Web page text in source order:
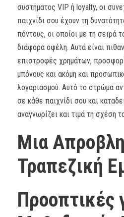
συστήματος VIP ή loyalty, οι
παιχνίδι σου έχουν τη
πόντους, οι οποίοι με τη σειρά
διάφορα οφέλη. Αυτά είναι
επιστροφές χρημάτων,
μπόνους και ακόμη και
λογαριασμού. Αυτό το στρώμα
σε κάθε παιχνίδι σου και
αναγνωρίζει και τιμά τη σχέση
Μια
Τραπεζική
Προοπτικές